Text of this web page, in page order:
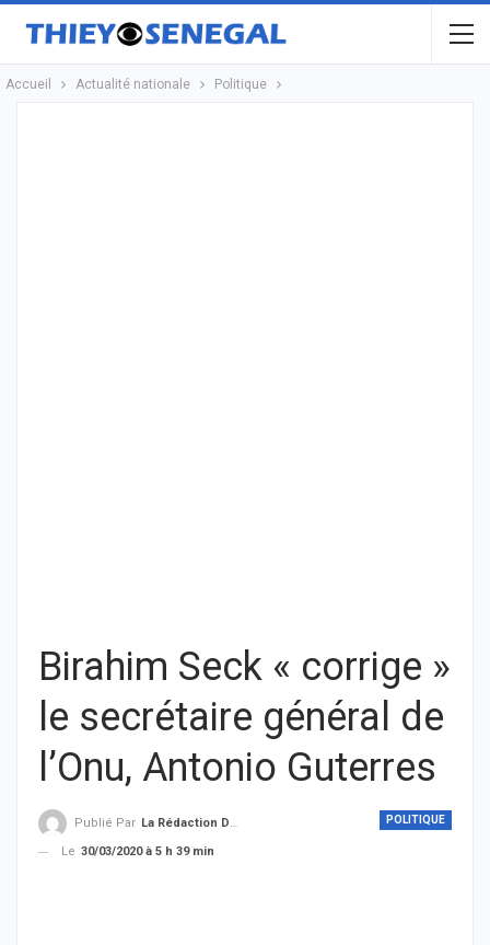
Accueil Actualité nationale Politique
Birahim Seck « corrige »
le secrétaire général de
l’Onu, Antonio Guterres
POLITIQUE
Publié Par La Rédaction De THIEYSENEGAL.com
Le 30/03/2020 à 5 h 39 min